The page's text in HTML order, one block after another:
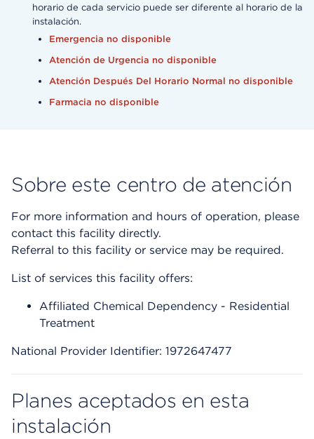
horario de cada servicio puede ser diferente al horario de la
instalación.
Emergencia no disponible
Atención de Urgencia no disponible
Atención Después Del Horario Normal no disponible
Farmacia no disponible
Sobre este centro de atención
For more information and hours of operation, please
contact this facility directly.
Referral to this facility or service may be required.
List of services this facility offers:
Affiliated Chemical Dependency - Residential
Treatment
National Provider Identifier: 1972647477
Planes aceptados en esta
instalación